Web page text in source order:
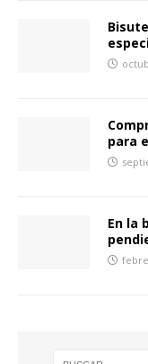
para
En la